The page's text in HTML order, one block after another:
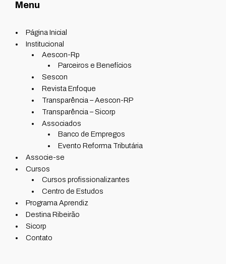
Menu
Página Inicial
Institucional
Aescon-Rp
Parceiros e Benefícios
Sescon
Revista Enfoque
Transparência – Aescon-RP
Transparência – Sicorp
Associados
Banco de Empregos
Evento Reforma Tributária
Associe-se
Cursos
Cursos profissionalizantes
Centro de Estudos
Programa Aprendiz
Destina Ribeirão
Sicorp
Contato